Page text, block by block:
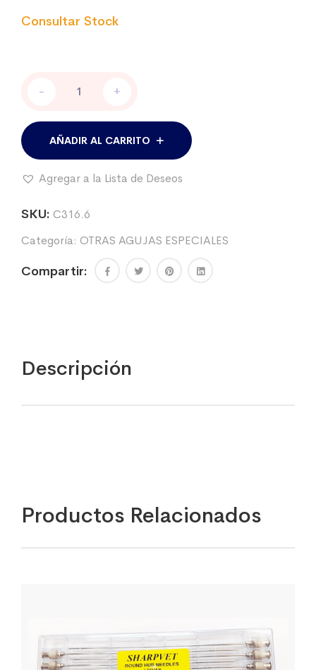
lumbar
Backbone
cantidad
- +
AÑADIR AL CARRITO
Agregar a la Lista de Deseos
SKU: C316.6
Categoría: OTRAS AGUJAS ESPECIALES
Compartir:
Descripción
Productos Relacionados